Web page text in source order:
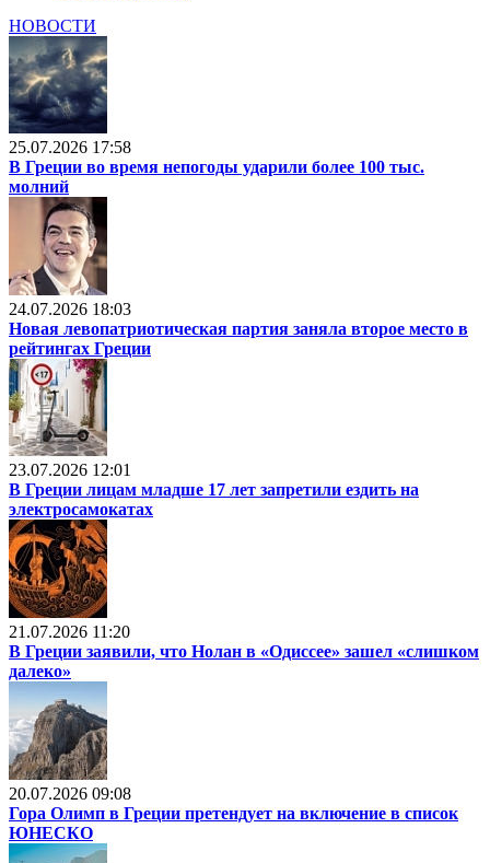
НОВОСТИ
25.07.2026 17:58
В Греции во время непогоды ударили более 100 тыс.
молний
24.07.2026 18:03
Новая левопатриотическая партия заняла второе место в
рейтингах Греции
23.07.2026 12:01
В Греции лицам младше 17 лет запретили ездить на
электросамокатах
21.07.2026 11:20
В Греции заявили, что Нолан в «Одиссее» зашел «слишком
далеко»
20.07.2026 09:08
Гора Олимп в Греции претендует на включение в список
ЮНЕСКО